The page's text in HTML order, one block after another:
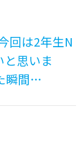
回は2年生N
思いま
瞬間…